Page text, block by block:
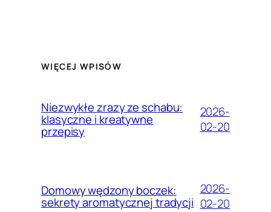
WIĘCEJ WPISÓW
Niezwykłe zrazy ze schabu:
klasyczne i kreatywne
przepisy
2026-
02-20
Domowy wędzony boczek:
sekrety aromatycznej tradycji
2026-
02-20